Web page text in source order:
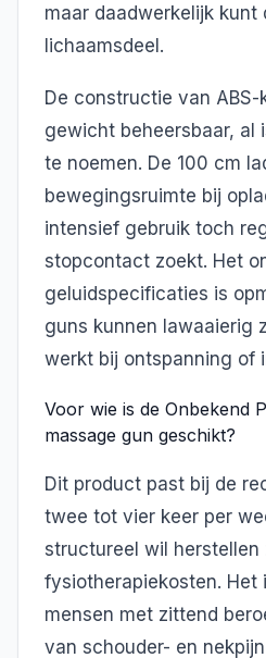
maar daadwerkelijk kunt
lichaamsdeel.
De constructie van
gewicht beheersbaar, al
te noemen. De 100 cm
bewegingsruimte bij
intensief gebruik toch
stopcontact zoekt. Het
geluidspecificaties is
guns kunnen lawaaierig
werkt bij ontspanning of
Voor wie is de Onbekend
massage gun geschikt?
Dit product past bij de
twee tot vier keer per
structureel wil herstellen
fysiotherapiekosten. Het
mensen met zittend
van schouder- en